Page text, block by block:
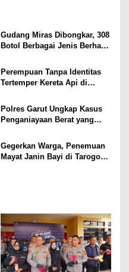
Gudang Miras Dibongkar, 308
Botol Berbagai Jenis Berhasil
Perempuan Tanpa Identitas
Tertemper Kereta Api di
Penanganan dan Identifikasi
Korban
Polres Garut Ungkap Kasus
Penganiayaan Berat yang
Meninggal Dunia
Gegerkan Warga, Penemuan
Mayat Janin Bayi di Tarogong